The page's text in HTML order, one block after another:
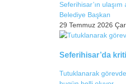
Seferihisar’ın
Belediye Başkan
29 Temmuz 2026
Seferihisar’da
Tutuklanarak